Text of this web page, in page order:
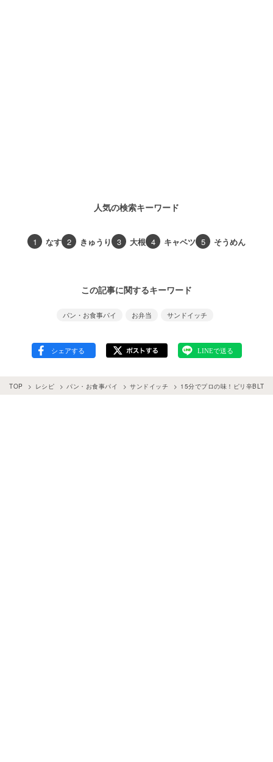
人気の検索キーワード
1 なす 2 きゅうり 3 大根 4 キャベツ 5 そうめん
この記事に関するキーワード
パン・お食事パイ お弁当 サンドイッチ
TOP レシピ パン・お食事パイ サンドイッチ 15分でプロの味！ピリ辛BLT